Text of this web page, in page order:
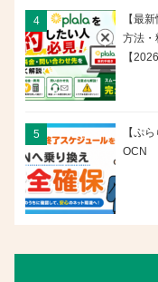
【最
方法・
【
【ぷ
OCN